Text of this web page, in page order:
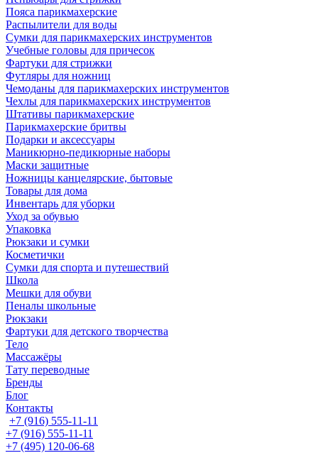
Пояса парикмахерские
Распылители для воды
Сумки для парикмахерских инструментов
Учебные головы для причесок
Фартуки для стрижки
Футляры для ножниц
Чемоданы для парикмахерских инструментов
Чехлы для парикмахерских инструментов
Штативы парикмахерские
Парикмахерские бритвы
Подарки и аксессуары
Маникюрно-педикюрные наборы
Маски защитные
Ножницы канцелярские, бытовые
Товары для дома
Инвентарь для уборки
Уход за обувью
Упаковка
Рюкзаки и сумки
Косметички
Сумки для спорта и путешествий
Школа
Мешки для обуви
Пеналы школьные
Рюкзаки
Фартуки для детского творчества
Тело
Массажёры
Тату переводные
Бренды
Блог
Контакты
+7 (916) 555-11-11
+7 (916) 555-11-11
+7 (495) 120-06-68